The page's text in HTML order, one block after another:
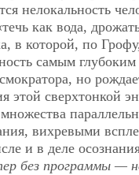
нелокальность
как вода,
в которой, по
самым
но
этой сверхтонкой
вихревыми
и в деле
без программы —